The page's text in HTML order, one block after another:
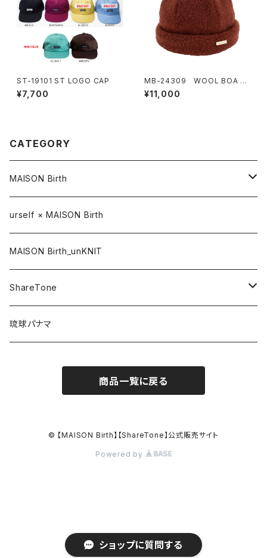
ショップに質問する
ST-19101 ST LOGO CAP
¥7,700
MB-24309 WOOL BOA W
ATCH
¥11,000
CATEGORY
MAISON Birth
CAP / キャップ
HAT / ハット
KNIT / ニット
CASQUETTE / キャスケット
HUNTING / ハンチング
OTHER / その他
urself × MAISON Birth
MAISON Birth_unKNIT
ShareTone
CAP / キャップ
OUTLET / アウトレット
琉球パナマ
商品一覧に戻る
© 【MAISON Birth】【ShareTone】公式販売サイト
Powered by